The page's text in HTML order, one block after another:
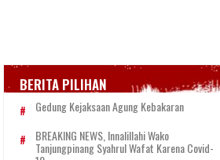
BERITA PILIHAN
Gedung Kejaksaan Agung Kebakaran
BREAKING NEWS, Innalillahi Wako
Tanjungpinang Syahrul Wafat Karena Covid-